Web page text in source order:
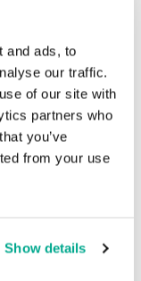
and ads, to
our traffic.
of our site with
partners who
you’ve
from your use
Show details
*